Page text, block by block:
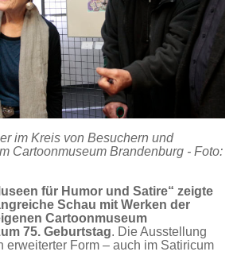
im Kreis von Besuchern und
Cartoonmuseum Brandenburg - Foto:
für Humor und Satire“ zeigte
Schau mit Werken der
Cartoonmuseum
75. Geburtstag. Die Ausstellung
erweiterter Form – auch im Satiricum